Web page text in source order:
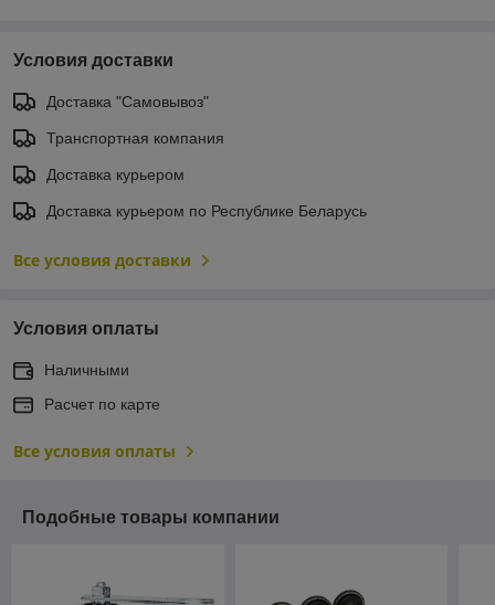
Условия доставки
Доставка "Самовывоз"
Транспортная компания
Доставка курьером
Доставка курьером по Республике Беларусь
Все условия доставки
Условия оплаты
Наличными
Расчет по карте
Все условия оплаты
Подобные товары компании